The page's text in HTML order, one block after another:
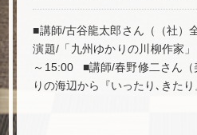
■講師/古谷龍太郎さん（（社）
演題/「九州ゆかりの川柳作家
～15:00 ■講師/春野修二さん（
りの海辺から『いったり､きた